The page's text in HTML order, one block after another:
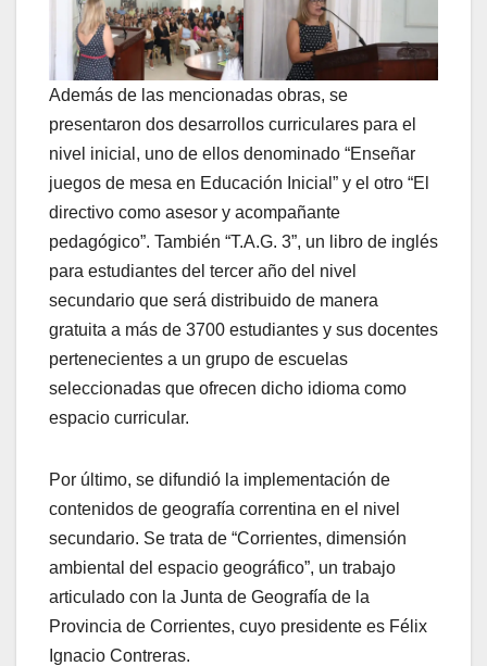
Además de las mencionadas obras, se
presentaron dos desarrollos curriculares para el
nivel inicial, uno de ellos denominado “Enseñar
juegos de mesa en Educación Inicial” y el otro “El
directivo como asesor y acompañante
pedagógico”. También “T.A.G. 3”, un libro de inglés
para estudiantes del tercer año del nivel
secundario que será distribuido de manera
gratuita a más de 3700 estudiantes y sus docentes
pertenecientes a un grupo de escuelas
seleccionadas que ofrecen dicho idioma como
espacio curricular.
Por último, se difundió la implementación de
contenidos de geografía correntina en el nivel
secundario. Se trata de “Corrientes, dimensión
ambiental del espacio geográfico”, un trabajo
articulado con la Junta de Geografía de la
Provincia de Corrientes, cuyo presidente es Félix
Ignacio Contreras.